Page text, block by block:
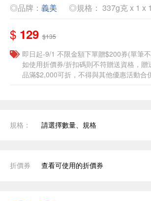
◎品牌： 義美 ◎規格： 337g克 x 1 x
$ 129 $135
即日起-9/1 不限金額下單贈$200券(單筆
如使用折價券/折扣碼則不符贈送資格，贈
品滿$2,000可折，不得與其他優惠活動合
規格： 請選擇數量、規格
折價券 查看可使用的折價券